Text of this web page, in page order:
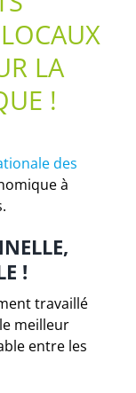
LA
!
des
à
!
travaillé
meilleur
entre les